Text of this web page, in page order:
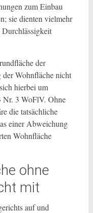
zum Einbau
sie dienten vielmehr
der
der Wohnfläche nicht
hierbei um
Nr. 3 WoFlV. Ohne
die tatsächliche
einer Abweichung
Wohnfläche
ohne
mit
auf und